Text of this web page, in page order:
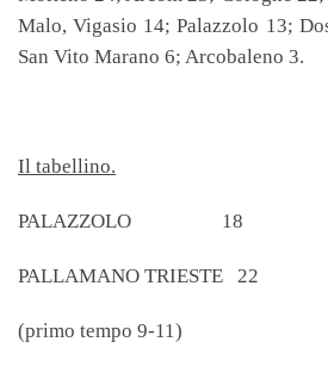
Malo, Vigasio 14; Palazzolo 13;
San Vito Marano 6; Arcobaleno 3.
Il tabellino.
PALAZZOLO 18
PALLAMANO TRIESTE 22
(primo tempo 9-11)